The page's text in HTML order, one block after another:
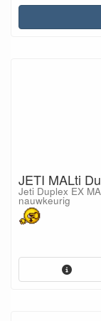
JETI MALti
Jeti Duplex EX
nauwkeurig